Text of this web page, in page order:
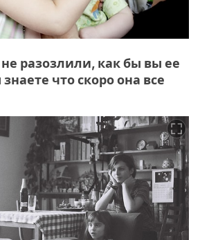
разозлили, как бы вы ее
что скоро она все